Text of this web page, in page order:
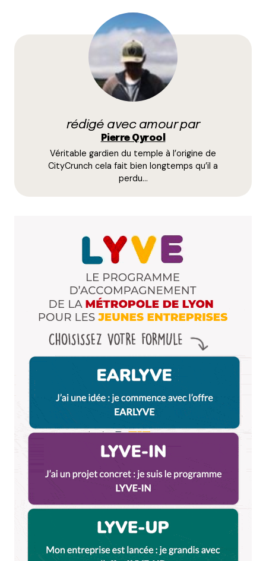
Toujours le même article depuis 4 ans …
Le 3ème arrondissement ne se limite pas à la Part-
Dieu. Le 3ème ce sont les quais, bourse du travail et
tout le quartier à l’est de Part-Dieu.
Sans oublier la préfecture
6 septembre 2017 à 0 h 07 min
Répondre
https://lyon.citycrunch.fr/jai-teste-vivre-dans-
le-3eme-place-guichard/2016/12/01/
Et oui même CityCrunch a ses marronniers. Pour
être précis, ça fait même 6 ans qu’on le sort
chaque année.
Oui le 3ème c’est super grand et on ne parle que
de Part-Dieu et Monchat dans l’article.
On a hésité à parler du quartier autour de la
place Guichard qui commence à être vraiment
cool mais on ne sait pas trop comment l’appeler.
Si tu as une idée…
Qyrool
6 septembre 2017 à 10 h 17 min
Répondre
Merci Thomas.
Ce quartier (appelons-le Guichard) est
effectivement très cool et nous l’avons rajouté à
6 septembre 2017 à 16 h 37 min
rédigé avec amour par
Pierre Qyrool
Véritable gardien du temple à l’origine de
CityCrunch cela fait bien longtemps qu’il a
perdu…